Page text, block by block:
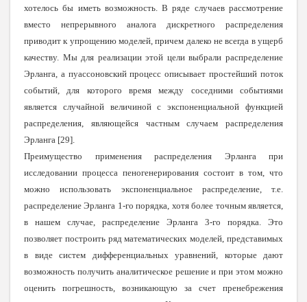
хотелось бы иметь возможность. В ряде случаев рассмотрение
вместо непрерывного аналога дискретного распределения
приводит к упрощению моделей, причем далеко не всегда в ущерб
качеству. Мы для реализации этой цели выбрали распределение
Эрланга, а пуассоновский процесс описывает простейший поток
событий, для которого время между соседними событиями
является случайной величиной с экспоненциальной функцией
распределения, являющейся частным случаем распределения
Эрланга [29]
Преимущество применения распределения Эрланга при
исследовании процесса пеногенерирования состоит в том, что
можно использовать экспоненциальное распределение, т.е.
распределение Эрланга 1-го порядка, хотя более точным является,
в нашем случае, распределение Эрланга 3-го порядка. Это
позволяет построить ряд математических моделей, представимых
в виде систем дифференциальных уравнений, которые дают
возможность получить аналитическое решение и при этом можно
оценить погрешность, возникающую за счет пренебрежения